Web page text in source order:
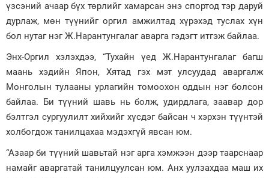
үзсэний ачаар бүх төрлийг хамарсан энэ спортод тэр даруй
дурлаж, мөн түүнийг оргил амжилтад хүрэхэд туслах хүн
бол нутаг нэг Ж.Нарантунгалаг аварга гэдэгт итгэж байлаа.
Энх-Оргил хэлэхдээ, “Тухайн үед Ж.Нарантунгалаг багш
маань хэдийн Япон, Хятад гэх мэт улсуудад аваргалж
Монголын тулааны урлагийн томоохон оддын нэг болсон
байлаа. Би түүний шавь нь болж, удирдлага, заавар дор
бэлтгэл сургуулилт хийхийг хүсдэг байсан ч хэрхэн түүнтэй
холбогдож танилцахаа мэдэхгүй явсан юм.
“Азаар би түүний шавьтай нэг арга хэмжээн дээр таарснаар
намайг аваргатай танилцуулсан юм. Анх уулзахдаа маш их